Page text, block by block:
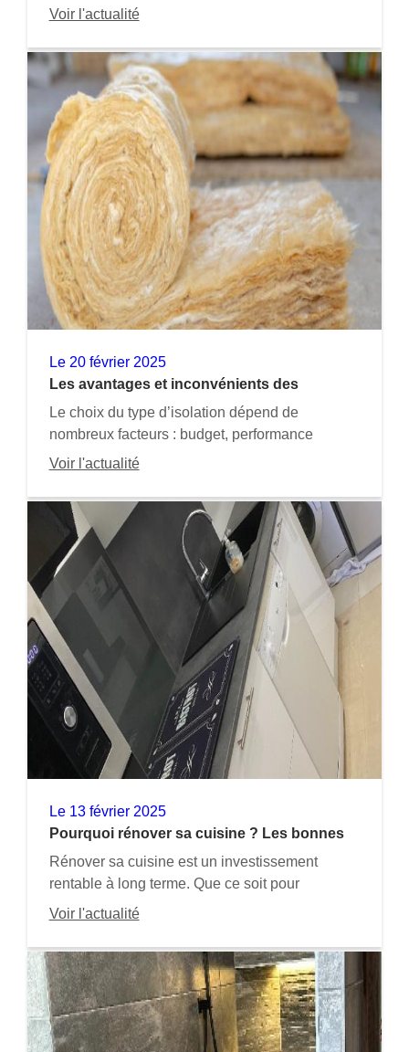
rénovation améliore confort, économies et
trop tard !
Voir l'actualité
Le 20 février 2025
Les avantages et inconvénients des
différents types d'isolation
Le choix du type d’isolation dépend de
nombreux facteurs : budget, performance
recherchée, type de bâtiment et contraintes
d’améliorer le confort et de réaliser des
économies d’énergie significatives. Avant de
choisi
Voir l'actualité
Le 13 février 2025
Pourquoi rénover sa cuisine ? Les bonnes
raisons de franchir le pas
Rénover sa cuisine est un investissement
rentable à long terme. Que ce soit pour
améliorer votre confort, moderniser votre
franchir le pas ne manquent pas. Alors, prêt à
transformer votre cuisine ?
Voir l'actualité